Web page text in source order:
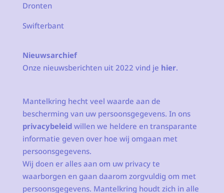
Dronten
Swifterbant
Nieuwsarchief
Onze nieuwsberichten uit 2022 vind je hier.
Mantelkring hecht veel waarde aan de
bescherming van uw persoonsgegevens. In ons
privacybeleidwillen we heldere en transparante
informatie geven over hoe wij omgaan met
persoonsgegevens.
Wij doen er alles aan om uw privacy te
waarborgen en gaan daarom zorgvuldig om met
persoonsgegevens. Mantelkring houdt zich in alle